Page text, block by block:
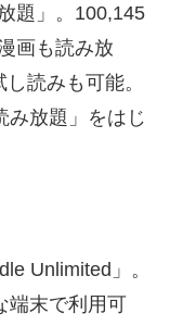
題」。100,145
画も読み放
読みも可能。
み放題」をはじ
Unlimited」。
端末で利用可